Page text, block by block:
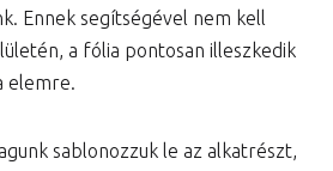
Ennek segítségével nem kell
a fólia pontosan illeszkedik
elemre.
sablonozzuk le az alkatrészt,